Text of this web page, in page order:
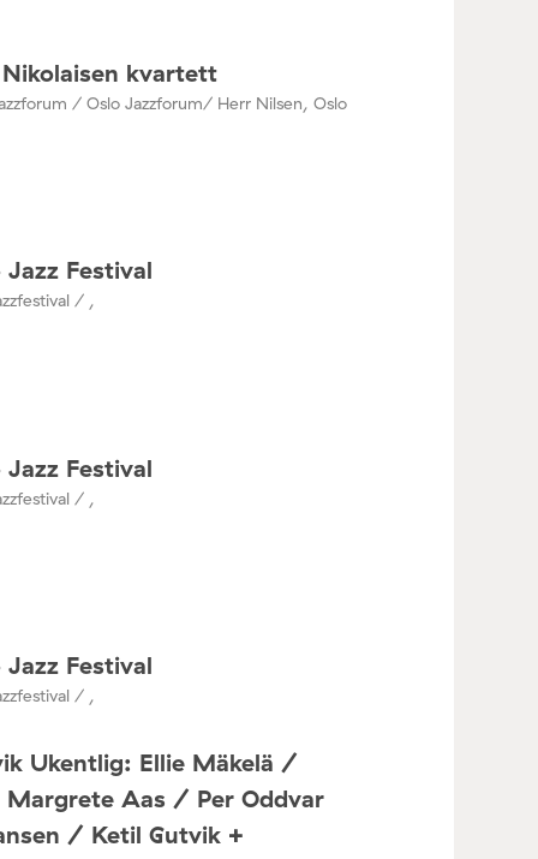
kvartett
/ Oslo Jazzforum/ Herr Nilsen, Oslo
Jazz Festival
/ ,
Jazz Festival
/ ,
Jazz Festival
/ ,
Ukentlig: Ellie Mäkelä /
Margrete Aas / Per Oddvar
/ Ketil Gutvik +